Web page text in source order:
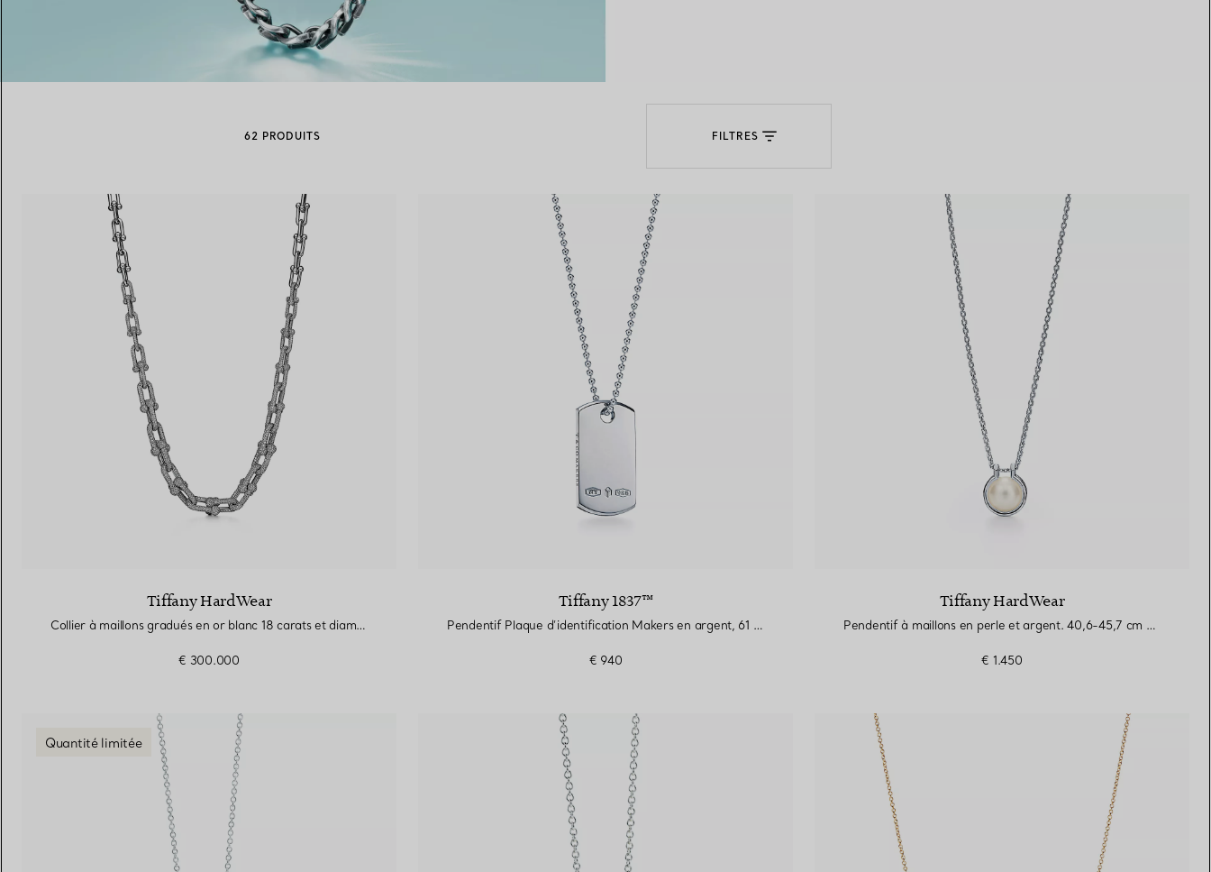
Alliances pour hommes
62 PRODUITS FILTRES
Tiffany HardWear
Collier à maillons gradués en or blanc 18 carats et diamants
€ 300.000
Tiffany 1837™
Pendentif Plaque d’identification Makers en argent, 61 cm
€ 940
Tiffany HardWear
Pendentif à maillons en perle et argent. 40,6-45,7 cm en argent 925 millièmes
€ 1.450
Quantité limitée